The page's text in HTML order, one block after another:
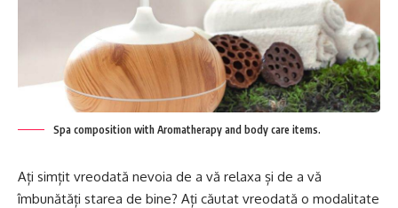
Spa composition with Aromatherapy and body care items.
Ați simțit vreodată nevoia de a vă relaxa și de a vă
îmbunătăți starea de bine? Ați căutat vreodată o modalitate